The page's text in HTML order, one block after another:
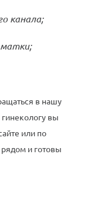
канала;
в нашу
гинекологу вы
или по
и готовы